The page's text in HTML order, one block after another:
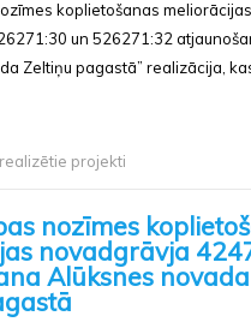
koplietošanas meliorācijas
un 526271:32
Zeltiņu pagastā” realizācija,
projekti
nozīmes
novadgrāvja
Alūksnes novada